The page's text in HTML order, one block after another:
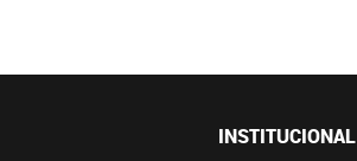
INSTITUCIONAL